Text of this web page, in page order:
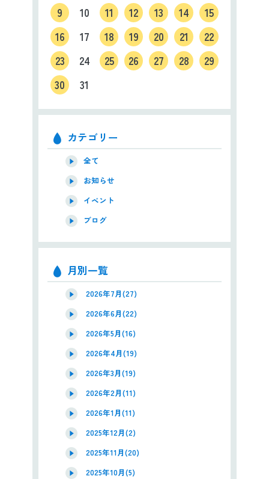
9
10 11 12 13 14
15
16
17 18 19 20 21
22
23
24 25 26 27 28
29
30
31
カテゴリー
全て
お知らせ
イベント
ブログ
月別一覧
2026年7月(27)
2026年6月(22)
2026年5月(16)
2026年4月(19)
2026年3月(19)
2026年2月(11)
2026年1月(11)
2025年12月(2)
2025年11月(20)
2025年10月(5)